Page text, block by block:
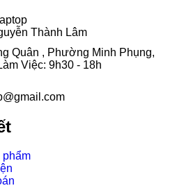
Thành Lâm
Quân , Phường Minh Phụng,
Việc: 9h30 - 18h
phẩm